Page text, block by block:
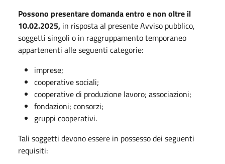
Possono presentare domanda entro e non oltre il
10.02.2025, in risposta al presente Avviso pubblico,
soggetti singoli o in raggruppamento temporaneo
appartenenti alle seguenti categorie:
imprese;
cooperative sociali;
cooperative di produzione lavoro; associazioni;
fondazioni; consorzi;
gruppi cooperativi.
Tali soggetti devono essere in possesso dei seguenti
requisiti: